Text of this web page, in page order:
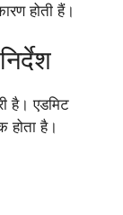
होती हैं।
है। एडमिट
होता है।